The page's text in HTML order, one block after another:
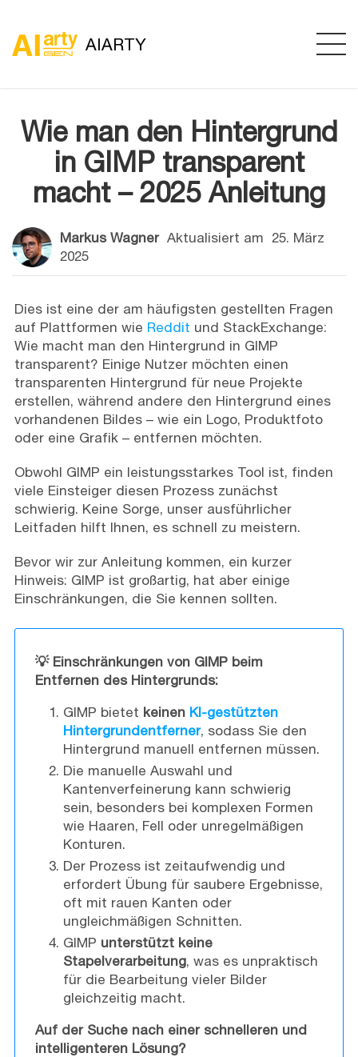
AIARTY
Wie man den Hintergrund
in GIMP transparent
macht – 2025 Anleitung
Markus WagnerAktualisiert am 25. März
2025
Dies ist eine der am häufigsten gestellten Fragen
auf Plattformen wie Reddit und StackExchange:
Wie macht man den Hintergrund in GIMP
transparent? Einige Nutzer möchten einen
transparenten Hintergrund für neue Projekte
erstellen, während andere den Hintergrund eines
vorhandenen Bildes – wie ein Logo, Produktfoto
oder eine Grafik – entfernen möchten.
Obwohl GIMP ein leistungsstarkes Tool ist, finden
viele Einsteiger diesen Prozess zunächst
schwierig. Keine Sorge, unser ausführlicher
Leitfaden hilft Ihnen, es schnell zu meistern.
Bevor wir zur Anleitung kommen, ein kurzer
Hinweis: GIMP ist großartig, hat aber einige
Einschränkungen, die Sie kennen sollten.
💡 Einschränkungen von GIMP beim
Entfernen des Hintergrunds:
GIMP bietet keinen KI-gestützten
Hintergrundentferner, sodass Sie den
Hintergrund manuell entfernen müssen.
Die manuelle Auswahl und
Kantenverfeinerung kann schwierig
sein, besonders bei komplexen Formen
wie Haaren, Fell oder unregelmäßigen
Konturen.
Der Prozess ist zeitaufwendig und
erfordert Übung für saubere Ergebnisse,
oft mit rauen Kanten oder
ungleichmäßigen Schnitten.
GIMP unterstützt keine
Stapelverarbeitung, was es unpraktisch
für die Bearbeitung vieler Bilder
gleichzeitig macht.
Auf der Suche nach einer schnelleren und
intelligenteren Lösung?